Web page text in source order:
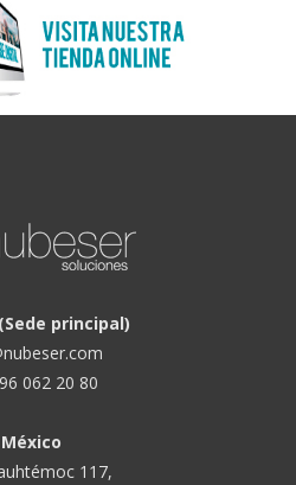
principal)
062 20 80
México
117,